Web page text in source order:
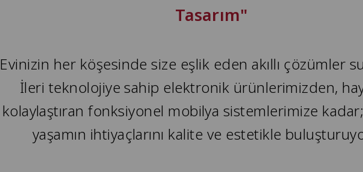
Tasarım"
Evinizin her köşesinde size eşlik eden akıllı çözümler
İleri teknolojiye sahip elektronik ürünlerimizden,
kolaylaştıran fonksiyonel mobilya sistemlerimize
yaşamın ihtiyaçlarını kalite ve estetikle